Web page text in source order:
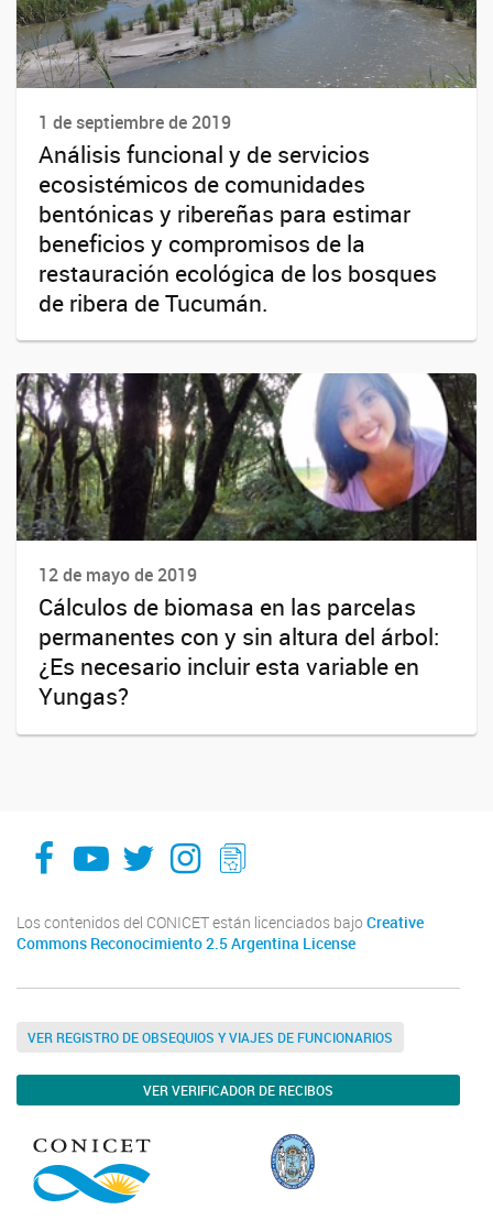
1 de septiembre de 2019
Análisis funcional y de servicios
ecosistémicos de comunidades
bentónicas y ribereñas para estimar
beneficios y compromisos de la
restauración ecológica de los bosques
de ribera de Tucumán.
12 de mayo de 2019
Cálculos de biomasa en las parcelas
permanentes con y sin altura del árbol:
¿Es necesario incluir esta variable en
Yungas?
facebook
youtube
Twitter
Instagram
LeChasquier Boletin Digital 70
Los contenidos del CONICET están licenciados bajo Creative
Commons Reconocimiento 2.5 Argentina License
VER REGISTRO DE OBSEQUIOS Y VIAJES DE FUNCIONARIOS
VER VERIFICADOR DE RECIBOS